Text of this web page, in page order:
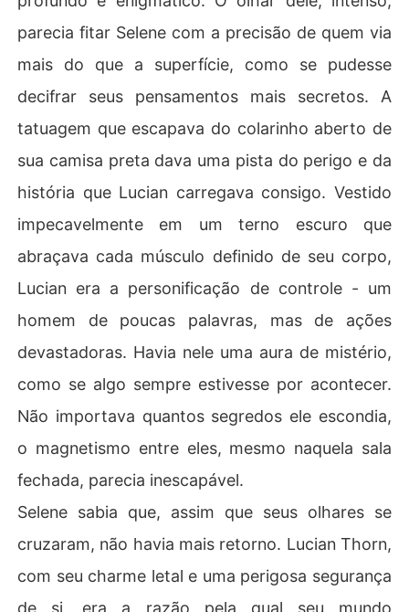
parecia fitar Selene com a precisão de quem via
mais do que a superfície, como se pudesse
decifrar seus pensamentos mais secretos. A
tatuagem que escapava do colarinho aberto de
sua camisa preta dava uma pista do perigo e da
história que Lucian carregava consigo. Vestido
impecavelmente em um terno escuro que
abraçava cada músculo definido de seu corpo,
Lucian era a personificação de controle - um
homem de poucas palavras, mas de ações
devastadoras. Havia nele uma aura de mistério,
como se algo sempre estivesse por acontecer.
Não importava quantos segredos ele escondia,
o magnetismo entre eles, mesmo naquela sala
fechada, parecia inescapável.
Selene sabia que, assim que seus olhares se
cruzaram, não havia mais retorno. Lucian Thorn,
com seu charme letal e uma perigosa segurança
de si, era a razão pela qual seu mundo